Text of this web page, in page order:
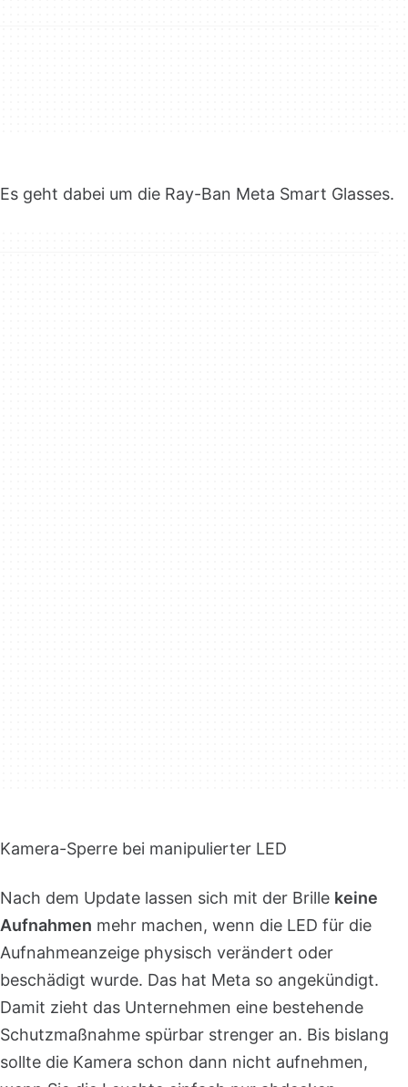
Es geht dabei um die Ray-Ban Meta Smart Glasses.
Kamera-Sperre bei manipulierter LED
Nach dem Update lassen sich mit der Brille keine
Aufnahmen mehr machen, wenn die LED für die
Aufnahmeanzeige physisch verändert oder
beschädigt wurde. Das hat Meta so angekündigt.
Damit zieht das Unternehmen eine bestehende
Schutzmaßnahme spürbar strenger an. Bis bislang
sollte die Kamera schon dann nicht aufnehmen,